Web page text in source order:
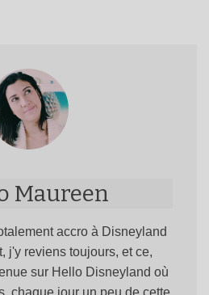
Maureen
accro à Disneyland
j'y reviens toujours, et ce,
sur Hello Disneyland où